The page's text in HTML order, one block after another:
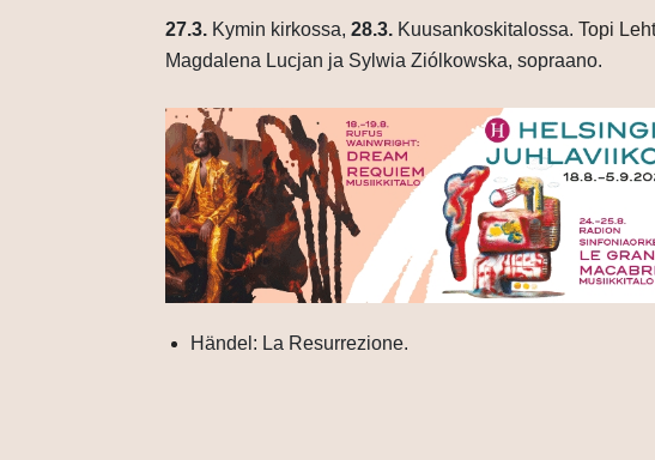
27.3. Kymin kirkossa, 28.3. Kuusankoskitalossa. Topi
Magdalena Lucjan ja Sylwia Ziólkowska, sopraano.
Händel: La Resurrezione.